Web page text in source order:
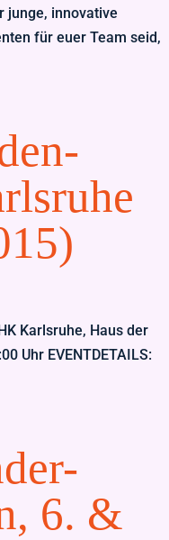
junge, innovative
für euer Team seid,
Karlsruhe, Haus der
Uhr EVENTDETAILS:
6. &